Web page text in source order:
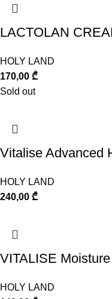
LACTOLAN
HOLY LAND
170,00 ₾
Sold out
Vitalise Advanced
HOLY LAND
240,00 ₾
VITALISE
HOLY LAND